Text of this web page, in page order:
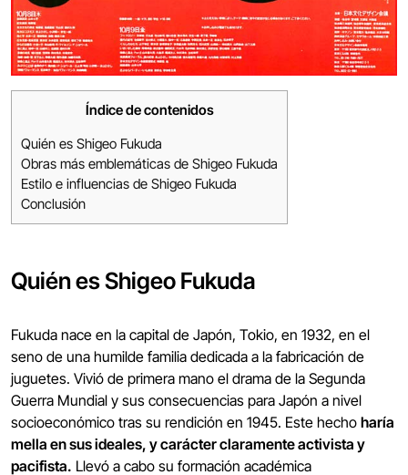
Índice de contenidos
Quién es Shigeo Fukuda
Obras más emblemáticas de Shigeo Fukuda
Estilo e influencias de Shigeo Fukuda
Conclusión
Quién es Shigeo Fukuda
Fukuda nace en la capital de Japón, Tokio, en 1932, en el
seno de una humilde familia dedicada a la fabricación de
juguetes. Vivió de primera mano el drama de la Segunda
Guerra Mundial y sus consecuencias para Japón a nivel
socioeconómico tras su rendición en 1945. Este hecho haría
mella en sus ideales, y carácter claramente activista y
pacifista. Llevó a cabo su formación académica